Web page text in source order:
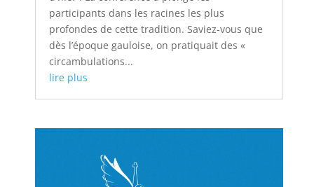
participants dans les racines les plus
profondes de cette tradition. Saviez-vous que
dès l’époque gauloise, on pratiquait des «
circambulations...
lire plus